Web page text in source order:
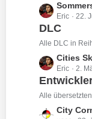
e
B
t
ä
g
e
L
e
t
z
e
B
t
Eric 22.
DLC
Alle DLC in
L
e
t
z
Cities
Eric 2.
Alle
L
City Corner